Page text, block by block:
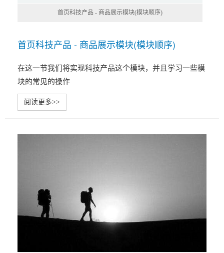
首页科技产品 - 商品展示模块(模块顺序)
首页科技产品 - 商品展示模块(模块顺序)
在这一节我们将实现科技产品这个模块，并且学习一些模
块的常见的操作
阅读更多>>